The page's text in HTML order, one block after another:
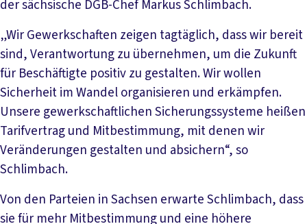
der sächsische DGB-Chef Markus Schlimbach.
„Wir Gewerkschaften zeigen tagtäglich, dass wir bereit
sind, Verantwortung zu übernehmen, um die Zukunft
für Beschäftigte positiv zu gestalten. Wir wollen
Sicherheit im Wandel organisieren und erkämpfen.
Unsere gewerkschaftlichen Sicherungssysteme heißen
Tarifvertrag und Mitbestimmung, mit denen wir
Veränderungen gestalten und absichern“, so
Schlimbach.
Von den Parteien in Sachsen erwarte Schlimbach, dass
sie für mehr Mitbestimmung und eine höhere